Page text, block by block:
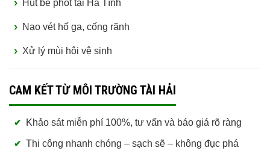
Hút bể phốt tại Hà Tĩnh
Nạo vét hố ga, cống rãnh
Xử lý mùi hôi vệ sinh
CAM KẾT TỪ MÔI TRƯỜNG TÀI HẢI
Khảo sát miễn phí 100%, tư vấn và báo giá rõ ràng
Thi công nhanh chóng – sạch sẽ – không đục phá